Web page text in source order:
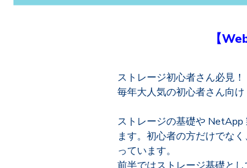
【
ストレージ初心者さん必見！
毎年大人気の初心者さん向
ストレージの基礎や
ます。初心者の方だけでな
っています。